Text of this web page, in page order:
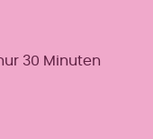
30 Minuten